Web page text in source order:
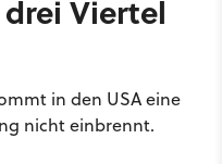
Viertel
in den USA eine
nicht einbrennt.